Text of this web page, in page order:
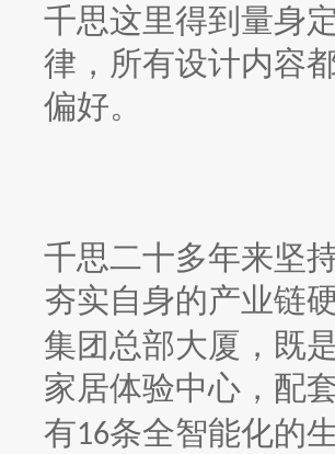
千思这里得到量身
律，所有设计内容
偏好。
千思二十多年来坚
夯实自身的产业链
集团总部大厦，既
家居体验中心，配
有16条全智能化的